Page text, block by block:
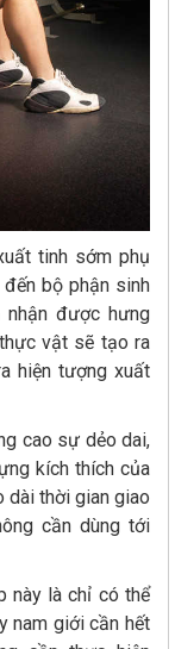
tinh sớm phụ
bộ phận sinh
được hưng
vật sẽ tạo ra
hiện tượng xuất
cao sự dẻo dai,
kích thích của
dài thời gian giao
cần dùng tới
này là chỉ có thể
nam giới cần hết